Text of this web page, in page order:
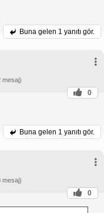
Buna gelen 1 yanıtı gör.
mesaj)
0
Buna gelen 1 yanıtı gör.
mesaj)
0